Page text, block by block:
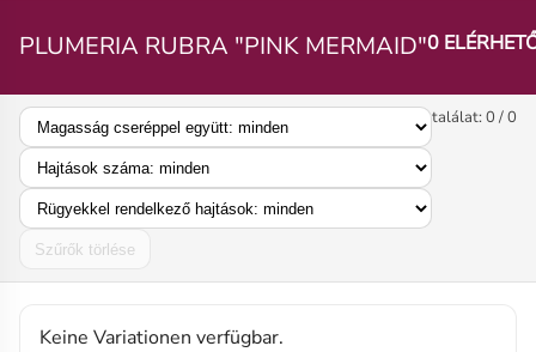
PLUMERIA RUBRA "PINK MERMAID"0
Szűrők törlése
találat: 0 / 0
Keine Variationen verfügbar.